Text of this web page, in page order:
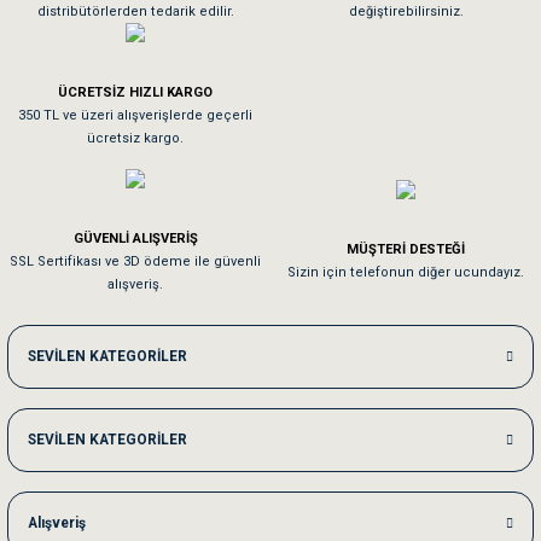
Tavşanım kafesinin kalitesine ve paketlemesine bayıldım
Sa**** On******
Kedilerim beğeniyorlar. Memnunuz. Uygun fiyatta olması iyi.
Me***** Ya******
Akşam verdiğim sipariş bir sonraki gün elime ulaştı. Jack russell köpeğim
Ka***** Ar******
distribütörlerden tedarik edilir.
değiştirebilirsiniz.
ÜCRETSİZ HIZLI KARGO
350 TL ve üzeri alışverişlerde geçerli
ücretsiz kargo.
GÜVENLİ ALIŞVERİŞ
SSL Sertifikası ve 3D ödeme ile güvenli
alışveriş.
MÜŞTERİ DESTEĞİ
Sizin için telefonun diğer ucundayız.
SEVİLEN KATEGORİLER
SEVİLEN KATEGORİLER
Alışveriş